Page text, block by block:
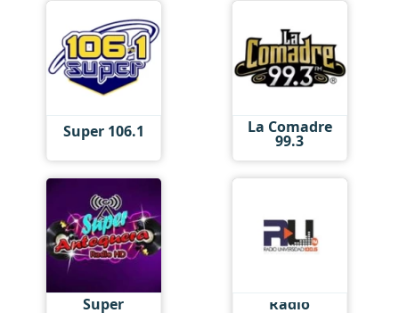
Super 106.1 La Comadre
99.3
Super Radio